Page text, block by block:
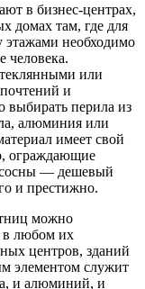
в бизнес-центрах,
домах там, где для
этажами необходимо
человека.
или
и
выбирать перила из
алюминия или
имеет свой
ограждающие
сосны — дешевый
и престижно.
можно
в любом их
центров, зданий
элементом служит
и алюминий, и